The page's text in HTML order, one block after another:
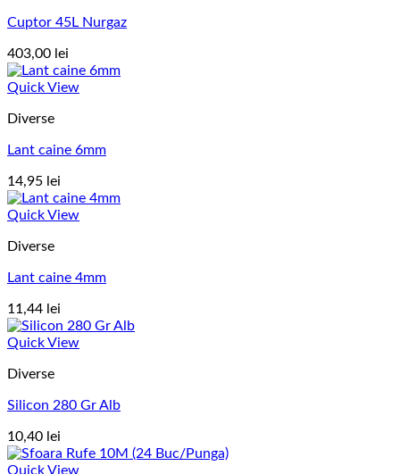
Cuptor 45L Nurgaz
403,00 lei
Quick View
Diverse
Lant caine 6mm
14,95 lei
Quick View
Diverse
Lant caine 4mm
11,44 lei
Quick View
Diverse
Silicon 280 Gr Alb
10,40 lei
Quick View